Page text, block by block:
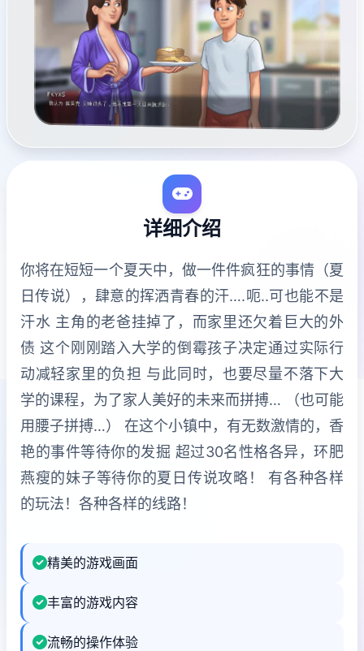
详细介绍
你将在短短一个夏天中，做一件件疯狂的事情（夏
日传说），肆意的挥洒青春的汗….呃..可也能不是
汗水 主角的老爸挂掉了，而家里还欠着巨大的外
债 这个刚刚踏入大学的倒霉孩子决定通过实际行
动减轻家里的负担 与此同时，也要尽量不落下大
学的课程，为了家人美好的未来而拼搏… （也可能
用腰子拼搏…） 在这个小镇中，有无数激情的，香
艳的事件等待你的发掘 超过30名性格各异，环肥
燕瘦的妹子等待你的夏日传说攻略！ 有各种各样
的玩法！各种各样的线路！
精美的游戏画面
丰富的游戏内容
流畅的操作体验